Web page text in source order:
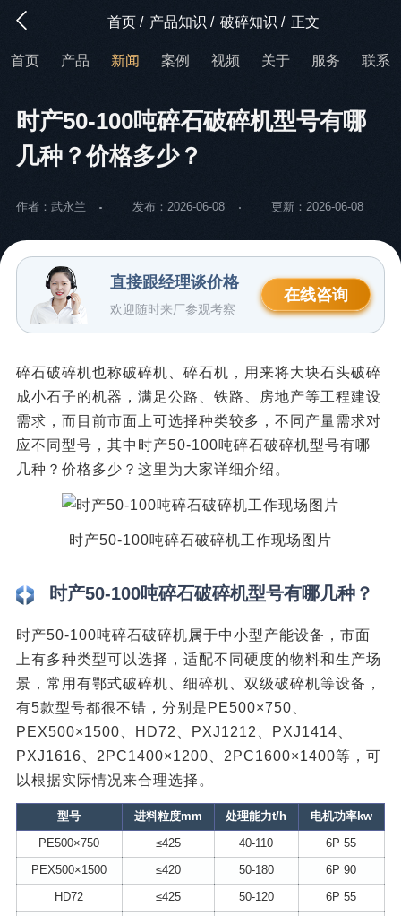
首页 / 产品知识 / 破碎知识 / 正文
首页 产品 新闻 案例 视频 关于 服务 联系
时产50-100吨碎石破碎机型号有哪
几种？价格多少？
作者：武永兰 发布：2026-06-08 更新：2026-06-08
直接跟经理谈价格
欢迎随时来厂参观考察
在线咨询
碎石破碎机也称破碎机、碎石机，用来将大块石头破碎
成小石子的机器，满足公路、铁路、房地产等工程建设
需求，而目前市面上可选择种类较多，不同产量需求对
应不同型号，其中时产50-100吨碎石破碎机型号有哪
几种？价格多少？这里为大家详细介绍。
时产50-100吨碎石破碎机工作现场图片
时产50-100吨碎石破碎机型号有哪几种？
时产50-100吨碎石破碎机属于中小型产能设备，市面
上有多种类型可以选择，适配不同硬度的物料和生产场
景，常用有鄂式破碎机、细碎机、双级破碎机等设备，
有5款型号都很不错，分别是PE500×750、
PEX500×1500、HD72、PXJ1212、PXJ1414、
PXJ1616、2PC1400×1200、2PC1600×1400等，可
以根据实际情况来合理选择。
型号 进料粒度mm 处理能力t/h 电机功率kw
PE500×750 ≤425 40-110 6P 55
PEX500×1500 ≤420 50-180 6P 90
HD72 ≤425 50-120 6P 55